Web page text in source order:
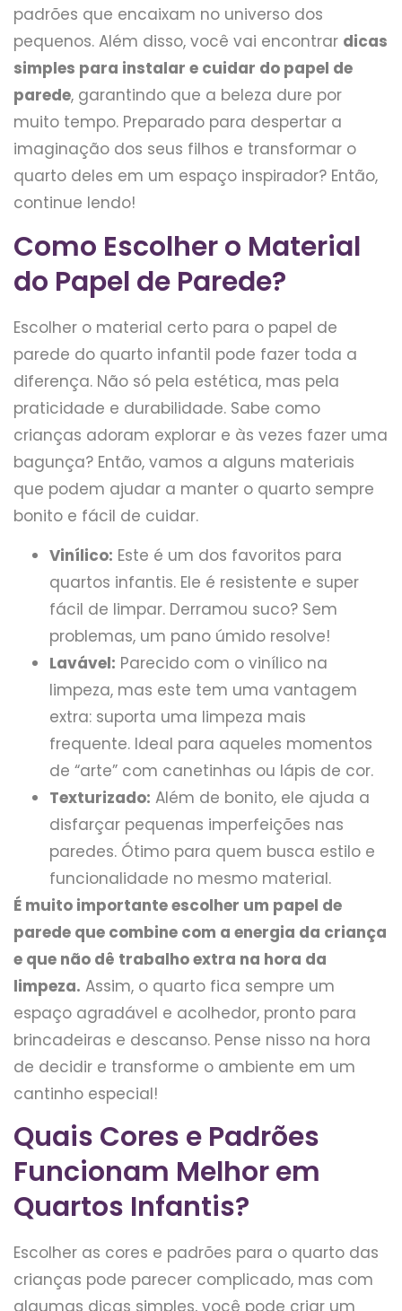
padrões que encaixam no universo dos
pequenos. Além disso, você vai encontrar dicas
simples para instalar e cuidar do papel de
parede, garantindo que a beleza dure por
muito tempo. Preparado para despertar a
imaginação dos seus filhos e transformar o
quarto deles em um espaço inspirador? Então,
continue lendo!
Como Escolher o Material
do Papel de Parede?
Escolher o material certo para o papel de
parede do quarto infantil pode fazer toda a
diferença. Não só pela estética, mas pela
praticidade e durabilidade. Sabe como
crianças adoram explorar e às vezes fazer uma
bagunça? Então, vamos a alguns materiais
que podem ajudar a manter o quarto sempre
bonito e fácil de cuidar.
Vinílico: Este é um dos favoritos para
quartos infantis. Ele é resistente e super
fácil de limpar. Derramou suco? Sem
problemas, um pano úmido resolve!
Lavável: Parecido com o vinílico na
limpeza, mas este tem uma vantagem
extra: suporta uma limpeza mais
frequente. Ideal para aqueles momentos
de “arte” com canetinhas ou lápis de cor.
Texturizado: Além de bonito, ele ajuda a
disfarçar pequenas imperfeições nas
paredes. Ótimo para quem busca estilo e
funcionalidade no mesmo material.
É muito importante escolher um papel de
parede que combine com a energia da criança
e que não dê trabalho extra na hora da
limpeza. Assim, o quarto fica sempre um
espaço agradável e acolhedor, pronto para
brincadeiras e descanso. Pense nisso na hora
de decidir e transforme o ambiente em um
cantinho especial!
Quais Cores e Padrões
Funcionam Melhor em
Quartos Infantis?
Escolher as cores e padrões para o quarto das
crianças pode parecer complicado, mas com